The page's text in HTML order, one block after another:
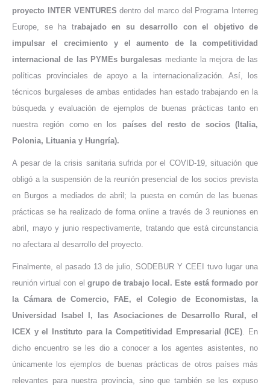
proyecto INTER VENTURES dentro del marco del Programa Interreg
Europe, se ha trabajado en su desarrollo con el objetivo de
impulsar el crecimiento y el aumento de la competitividad
internacional de las PYMEs burgalesas mediante la mejora de las
políticas provinciales de apoyo a la internacionalización. Así, los
técnicos burgaleses de ambas entidades han estado trabajando en la
búsqueda y evaluación de ejemplos de buenas prácticas tanto en
nuestra región como en los países del resto de socios (Italia,
Polonia, Lituania y Hungría).
A pesar de la crisis sanitaria sufrida por el COVID-19, situación que
obligó a la suspensión de la reunión presencial de los socios prevista
en Burgos a mediados de abril; la puesta en común de las buenas
prácticas se ha realizado de forma online a través de 3 reuniones en
abril, mayo y junio respectivamente, tratando que está circunstancia
no afectara al desarrollo del proyecto.
Finalmente, el pasado 13 de julio, SODEBUR Y CEEI tuvo lugar una
reunión virtual con el grupo de trabajo local. Este está formado por
la Cámara de Comercio, FAE, el Colegio de Economistas, la
Universidad Isabel I, las Asociaciones de Desarrollo Rural, el
ICEX y el Instituto para la Competitividad Empresarial (ICE). En
dicho encuentro se les dio a conocer a los agentes asistentes, no
únicamente los ejemplos de buenas prácticas de otros países más
relevantes para nuestra provincia, sino que también se les expuso